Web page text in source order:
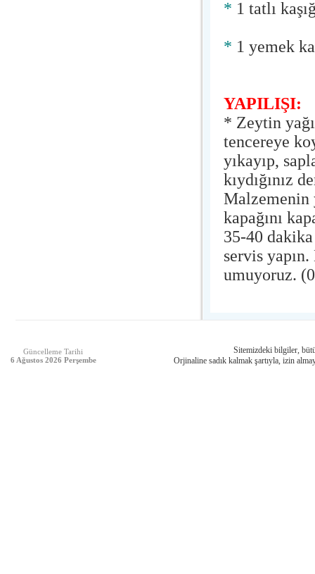
* 1 tatlı
* 1 yemek
YAPILIŞI:
* Zeytin
tencereye
yıkayıp,
kıydığınız
Malzemenin
kapağını
35-40
servis
umuyoruz.
Güncelleme Tarihi
6 Ağustos 2026 Perşembe
Sitemizdeki bilgiler,
Orjinaline sadık kalmak şartıyla, izin